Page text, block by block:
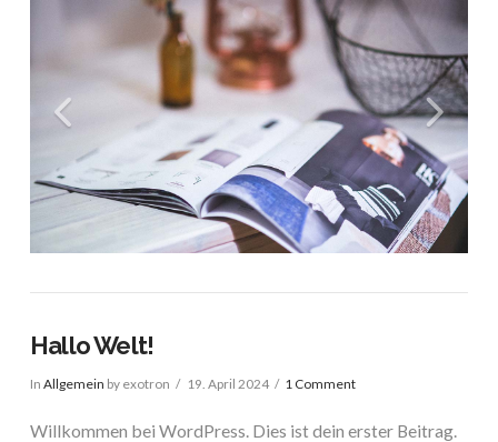
Hallo Welt!
In Allgemein by exotron 19. April 2024 1 Comment
Willkommen bei WordPress. Dies ist dein erster Beitrag.